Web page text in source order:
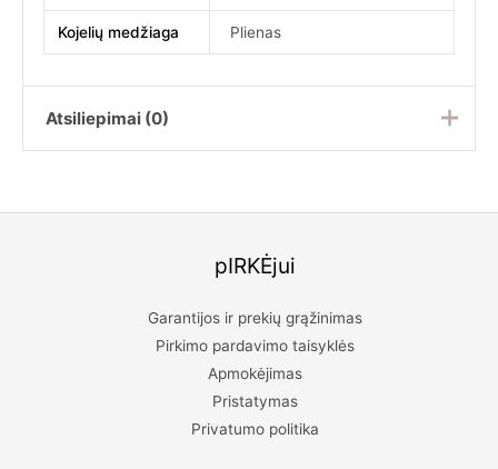
Kojelių medžiaga Plienas
Atsiliepimai (0)
Rašyti atsiliepimą gali tik prisijungę pirkėjai, kurie yra
pIRKĖjui
Garantijos ir prekių grąžinimas
Pirkimo pardavimo taisyklės
Apmokėjimas
Pristatymas
Privatumo politika